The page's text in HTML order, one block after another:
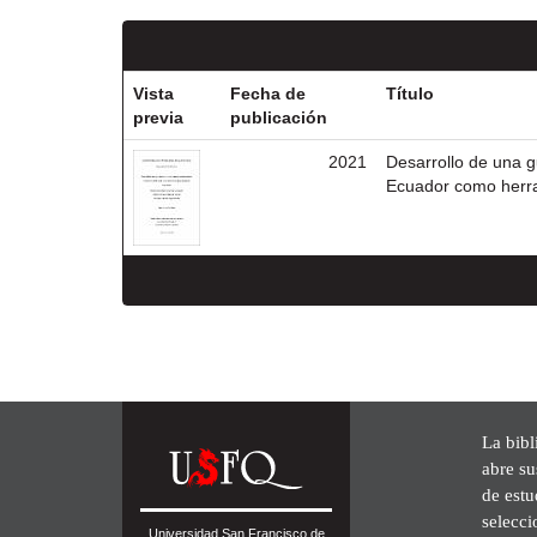
Vista
previa
Fecha de
publicación
Título
2021
Desarrollo de una
Ecuador como
Universidad San Francisco de
La
abre
de